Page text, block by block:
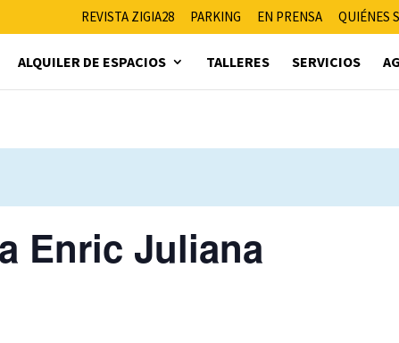
REVISTA ZIGIA28 PARKING EN PRENSA QUIÉNES
ALQUILER DE ESPACIOS TALLERES SERVICIOS
Enric Juliana